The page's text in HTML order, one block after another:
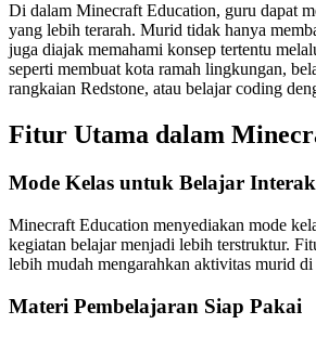
Di dalam Minecraft Education, guru dapat
yang lebih terarah. Murid tidak hanya
juga diajak memahami konsep tertentu
seperti membuat kota ramah lingkungan,
rangkaian Redstone, atau belajar coding
Fitur Utama dalam
Mode Kelas untuk Belajar
Minecraft Education menyediakan mode
kegiatan belajar menjadi lebih terstruktur.
lebih mudah mengarahkan aktivitas murid
Materi Pembelajaran Siap Pakai